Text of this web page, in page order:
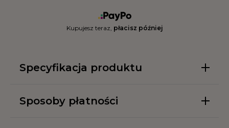
Kupujesz teraz, płacisz później
Specyfikacja produktu
Sposoby płatności